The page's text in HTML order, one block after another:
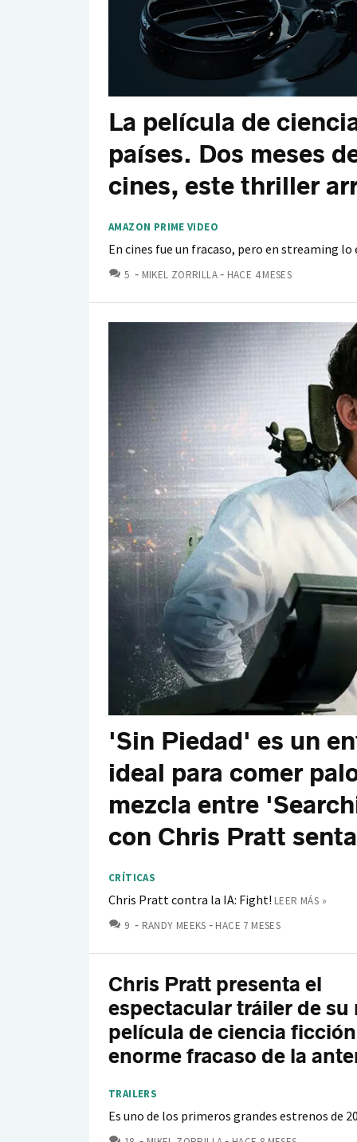
La película de
países. Dos meses
cines, este thriller
AMAZON PRIME VIDEO
En cines fue un fracaso, pero en streaming
5 COMENTARIOS
MIKEL ZORRILLA HACE 4 MESES
'Sin Piedad' es un
ideal para comer
mezcla entre
con Chris Pratt
CRÍTICAS
Chris Pratt contra la IA: Fight! LEER MÁS »
9 COMENTARIOS
RANDY MEEKS HACE 7 MESES
Chris Pratt presenta el
espectacular tráiler de su
película de ciencia
enorme fracaso de la
TRAILERS
Es uno de los primeros grandes estrenos de
COMENTARIOS